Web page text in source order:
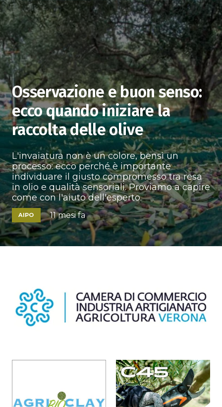
Osservazione e buon senso:
ecco quando iniziare la
raccolta delle olive
L'invaiatura non è un colore, bensì un
processo: ecco perché è importante
individuare il giusto compromesso tra resa
in olio e qualità sensoriali. Proviamo a capire
come con l'aiuto dell'esperto.
AIPO 11 mesi fa